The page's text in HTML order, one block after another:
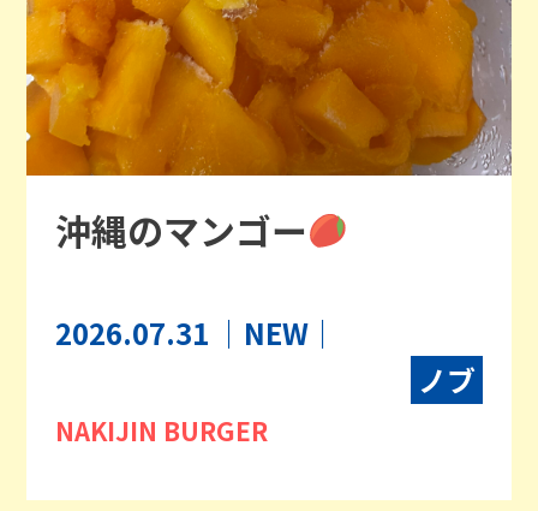
沖縄のマンゴー
2026.07.31 ｜NEW｜
ノブ
NAKIJIN BURGER